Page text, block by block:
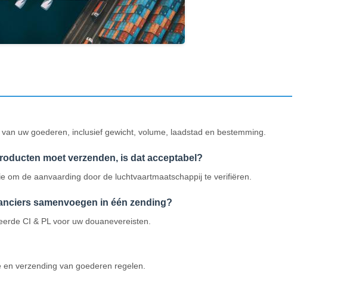
uw goederen, inclusief gewicht, volume, laadstad en bestemming.
moet verzenden, is dat acceptabel?
om de aanvaarding door de luchtvaartmaatschappij te verifiëren.
samenvoegen in één zending?
CI & PL voor uw douanevereisten.
verzending van goederen regelen.